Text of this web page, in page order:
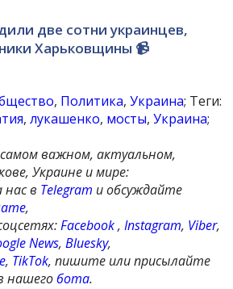
две сотни украинцев,
Харьковщины 📹
, Политика,Украина; Теги:
,лукашенко, мосты,Украина;
важном, актуальном,
Украине и мире:
нас в Telegram и обсуждайте
,
Facebook,Instagram, Viber,
News,Bluesky,
, TikTok, пишите или присылайте
нашегобота.